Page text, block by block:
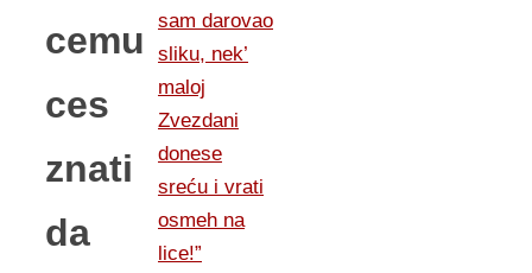
cemu
ces
znati
da
sam darovao
sliku, nek’
maloj
Zvezdani
donese
sreću i vrati
osmeh na
lice!”